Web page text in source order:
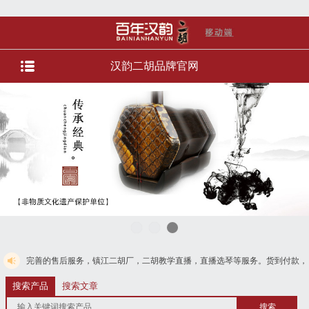
汉韵二胡品牌官网
服务，镇江二胡厂，二胡教学直播，直播选琴等服务。货到付款，免费电话
搜索产品 搜索文章